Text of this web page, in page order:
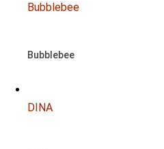
Bubblebee
Bubblebee
DINA